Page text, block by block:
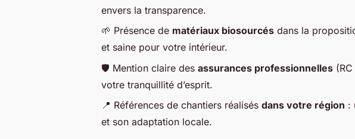
envers la transparence.
🌱 Présence de matériaux biosourcés dans la
et saine pour votre intérieur.
🛡️ Mention claire des assurances professionnelles
votre tranquillité d’esprit.
📍 Références de chantiers réalisés dans votre région :
et son adaptation locale.